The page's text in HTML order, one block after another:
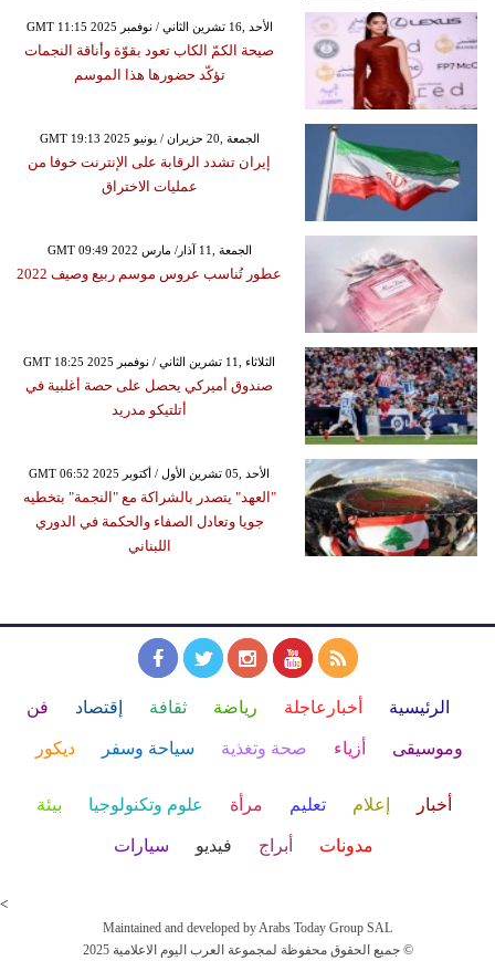
GMT 11:15 2025 الأحد ,16 تشرين الثاني / نوفمبر
صيحة الكمّ الكاب تعود بقوّة وأناقة النجمات
تؤكّد حضورها هذا الموسم
GMT 19:13 2025 الجمعة ,20 حزيران / يونيو
إيران تشدد الرقابة على الإنترنت خوفا من
عمليات الاختراق
GMT 09:49 2022 الجمعة ,11 آذار/ مارس
عطور تُناسب عروس موسم ربيع وصيف 2022
GMT 18:25 2025 الثلاثاء ,11 تشرين الثاني / نوفمبر
صندوق أميركي يحصل على حصة أغلبية في
أتلتيكو مدريد
GMT 06:52 2025 الأحد ,05 تشرين الأول / أكتوبر
"العهد" يتصدر بالشراكة مع "النجمة" بتخطيه
جويا وتعادل الصفاء والحكمة في الدوري
اللبناني
الرئيسية أخبارعاجلة رياضة ثقافة إقتصاد فن
وموسيقى أزياء صحة وتغذية سياحة وسفر ديكور
أخبار إعلام تعليم مرأة علوم وتكنولوجيا بيئة
مدونات أبراج فيديو سيارات
<
Maintained and developed by Arabs Today Group SAL
جميع الحقوق محفوظة لمجموعة العرب اليوم الاعلامية 2025 ©